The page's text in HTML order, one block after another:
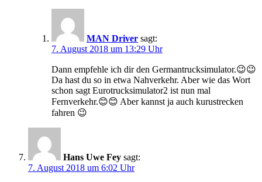
MAN Driver sagt:
7. August 2018 um 13:29 Uhr
Dann empfehle ich dir den Germantrucksimulator.😉😉
Da hast du so in etwa Nahverkehr. Aber wie das Wort
schon sagt Eurotrucksimulator2 ist nun mal
Fernverkehr.😊😊 Aber kannst ja auch kurustrecken
fahren 😉
Hans Uwe Fey sagt:
7. August 2018 um 6:02 Uhr